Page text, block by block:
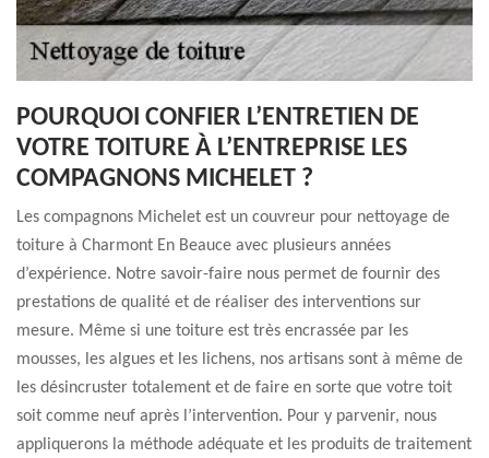
POURQUOI CONFIER L’ENTRETIEN DE
VOTRE TOITURE À L’ENTREPRISE LES
COMPAGNONS MICHELET ?
Les compagnons Michelet est un couvreur pour nettoyage de
toiture à Charmont En Beauce avec plusieurs années
d’expérience. Notre savoir-faire nous permet de fournir des
prestations de qualité et de réaliser des interventions sur
mesure. Même si une toiture est très encrassée par les
mousses, les algues et les lichens, nos artisans sont à même de
les désincruster totalement et de faire en sorte que votre toit
soit comme neuf après l’intervention. Pour y parvenir, nous
appliquerons la méthode adéquate et les produits de traitement